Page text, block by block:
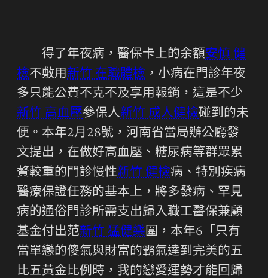
得了年夜病，醫保卡上的余額安慎 健
檢不敷用新竹 在職體檢 ，小病在門診年夜
多只能公費不克不及享用報銷，這是不少
新竹 高血壓參保人新竹 成人健檢碰到的未
便。本年2月28號，河南省當局辦公廳發
文提出，在做好高血壓、糖尿病等群眾累
贅較重的門診慢性新竹 健檢病、特別疾病
醫療保證任務的基本上，將多發病、罕見
病的通俗門診所需支出歸入職工醫保兼顧
基金付出范新竹 猛健樂圍，本年6「只有
當單戀的傻氣與財富的霸氣達到完美的五
比五黃金比例時，我的戀愛運勢才能回歸